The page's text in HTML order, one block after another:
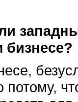
бизнесе?
потому,